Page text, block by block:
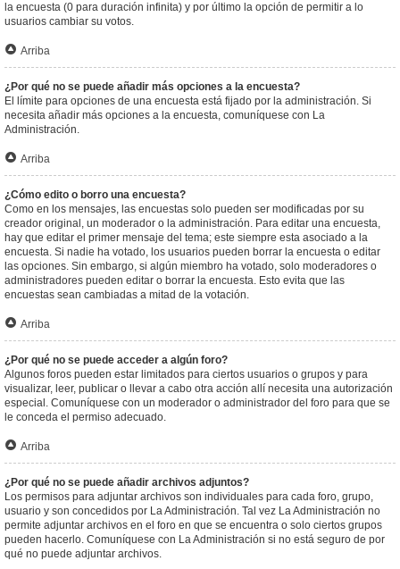
la encuesta (0 para duración infinita) y por último la opción de permitir a lo
usuarios cambiar su votos.
Arriba
¿Por qué no se puede añadir más opciones a la encuesta?
El límite para opciones de una encuesta está fijado por la administración. Si
necesita añadir más opciones a la encuesta, comuníquese con La
Administración.
Arriba
¿Cómo edito o borro una encuesta?
Como en los mensajes, las encuestas solo pueden ser modificadas por su
creador original, un moderador o la administración. Para editar una encuesta,
hay que editar el primer mensaje del tema; este siempre esta asociado a la
encuesta. Si nadie ha votado, los usuarios pueden borrar la encuesta o editar
las opciones. Sin embargo, si algún miembro ha votado, solo moderadores o
administradores pueden editar o borrar la encuesta. Esto evita que las
encuestas sean cambiadas a mitad de la votación.
Arriba
¿Por qué no se puede acceder a algún foro?
Algunos foros pueden estar limitados para ciertos usuarios o grupos y para
visualizar, leer, publicar o llevar a cabo otra acción allí necesita una autorización
especial. Comuníquese con un moderador o administrador del foro para que se
le conceda el permiso adecuado.
Arriba
¿Por qué no se puede añadir archivos adjuntos?
Los permisos para adjuntar archivos son individuales para cada foro, grupo,
usuario y son concedidos por La Administración. Tal vez La Administración no
permite adjuntar archivos en el foro en que se encuentra o solo ciertos grupos
pueden hacerlo. Comuníquese con La Administración si no está seguro de por
qué no puede adjuntar archivos.